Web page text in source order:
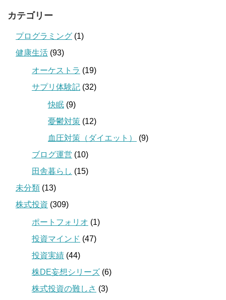
カテゴリー
プログラミング (1)
健康生活 (93)
オーケストラ (19)
サプリ体験記 (32)
快眠 (9)
憂鬱対策 (12)
血圧対策（ダイエット）
(9)
ブログ運営 (10)
田舎暮らし (15)
未分類 (13)
株式投資 (309)
ポートフォリオ (1)
投資マインド (47)
投資実績 (44)
株DE妄想シリーズ (6)
株式投資の難しさ (3)